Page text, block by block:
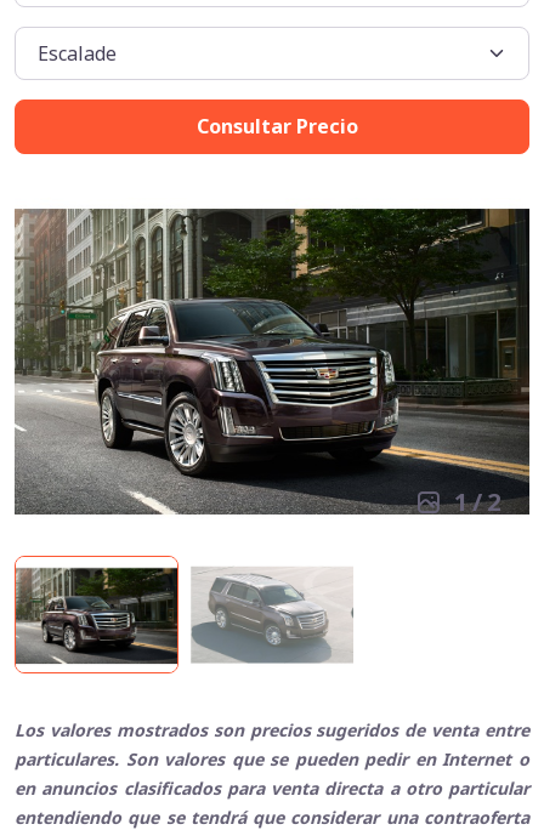
Consultar Precio
1/2
Los valores mostrados son precios sugeridos de venta entre
particulares. Son valores que se pueden pedir en Internet o
en anuncios clasificados para venta directa a otro particular
entendiendo que se tendrá que considerar una contraoferta